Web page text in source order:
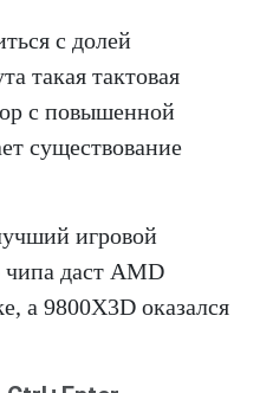
с долей
такая тактовая
с повышенной
существование
игровой
чипа даст AMD
а 9800X3D оказался